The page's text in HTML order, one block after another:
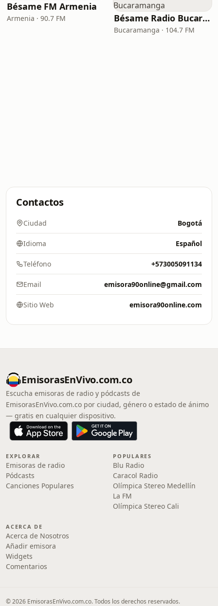
Bésame FM Armenia
Armenia · 90.7 FM Bésame Radio Bucaramanga
Bucaramanga · 104.7 FM
Contactos
Ciudad Bogotá
Idioma Español
Teléfono +573005091134
Email emisora90online@gmail.com
Sitio Web emisora90online.com
EmisorasEnVivo.com.co
Escucha emisoras de radio y pódcasts de
EmisorasEnVivo.com.co por ciudad, género o estado de ánimo
— gratis en cualquier dispositivo.
EXPLORAR
Emisoras de radio
Pódcasts
Canciones Populares
POPULARES
Blu Radio
Caracol Radio
Olímpica Stereo Medellín
La FM
Olímpica Stereo Cali
ACERCA DE
Acerca de Nosotros
Añadir emisora
Widgets
Comentarios
© 2026 EmisorasEnVivo.com.co. Todos los derechos reservados.